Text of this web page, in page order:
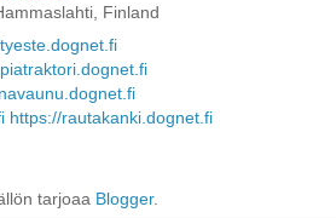
Finland
https://rautakanki.dognet.fi
tarjoaa Blogger.